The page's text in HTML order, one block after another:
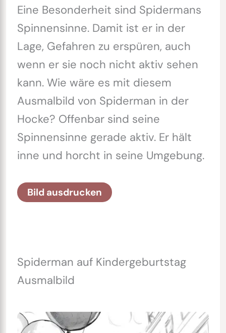
Eine Besonderheit sind Spidermans
Spinnensinne. Damit ist er in der
Lage, Gefahren zu erspüren, auch
wenn er sie noch nicht aktiv sehen
kann. Wie wäre es mit diesem
Ausmalbild von Spiderman in der
Hocke? Offenbar sind seine
Spinnensinne gerade aktiv. Er hält
inne und horcht in seine Umgebung.
Bild ausdrucken
Spiderman auf Kindergeburtstag
Ausmalbild